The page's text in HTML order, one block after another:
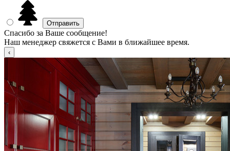
Спасибо за Ваше сообщение!
Наш менеджер свяжется с Вами в ближайшее время.